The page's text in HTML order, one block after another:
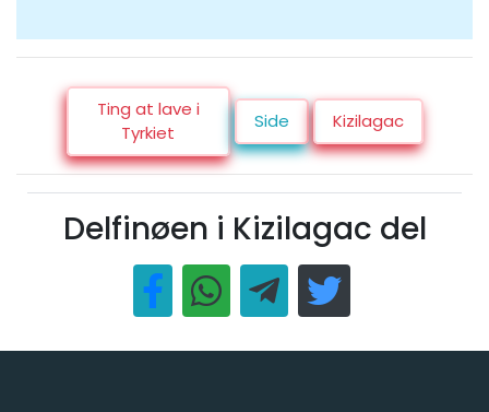
Ting at lave i
Tyrkiet
Side Kizilagac
Delfinøen i Kizilagac del